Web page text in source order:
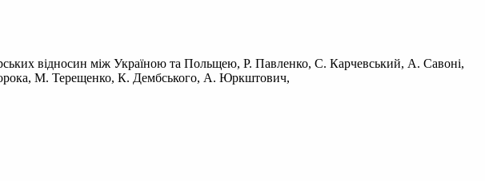
відносин між Україною та Польщею, Р. Павленко, С. Карчевський, А. Савоні,
М. Терещенко, К. Дембського, А. Юркштович,